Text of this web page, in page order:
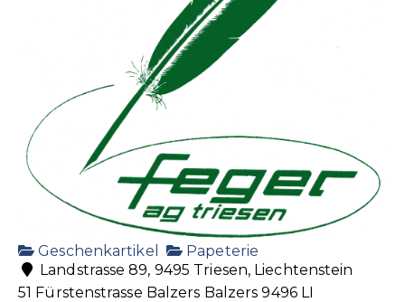
Geschenkartikel
Papeterie
Landstrasse 89, 9495 Triesen, Liechtenstein
51 Fürstenstrasse Balzers Balzers 9496 LI